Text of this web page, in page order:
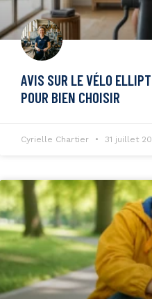
AVIS SUR LE VÉLO
POUR BIEN CHOISIR
Cyrielle Chartier 31 juillet